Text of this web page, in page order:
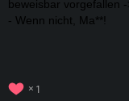
beweisbar vorgefallen -
- Wenn nicht, Ma**!
1